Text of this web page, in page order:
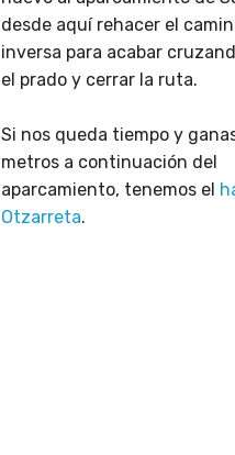
desde aquí rehacer el
inversa para acabar
el prado y cerrar la ruta.
Si nos queda tiempo y
metros a continuación del
aparcamiento, tenemos el
Otzarreta.